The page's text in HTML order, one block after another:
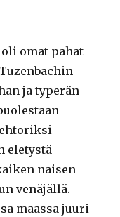
oli omat pahat
ja typerän
eletystä
naisen
venäjällä.
maassa juuri